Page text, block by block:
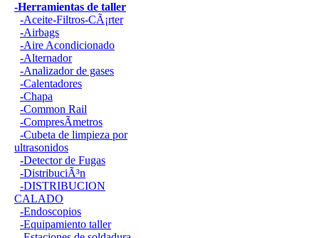
-Herramientas de taller
-Aceite-Filtros-CÃ¡rter
-Airbags
-Aire Acondicionado
-Alternador
-Analizador de gases
-Calentadores
-Chapa
-Common Rail
-CompresÃ­metros
-Cubeta de limpieza por
ultrasonidos
-Detector de Fugas
-DistribuciÃ³n
-DISTRIBUCION
CALADO
-Endoscopios
-Equipamiento taller